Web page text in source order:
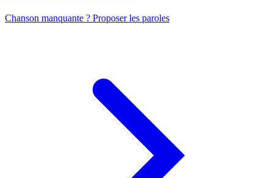
Chanson manquante ? Proposer les paroles